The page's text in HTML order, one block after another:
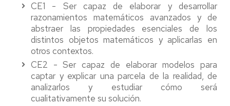
CE1 - Ser capaz de elaborar y desarrollar
razonamientos matemáticos avanzados y de
abstraer las propiedades esenciales de los
distintos objetos matemáticos y aplicarlas en
otros contextos.
CE2 - Ser capaz de elaborar modelos para
captar y explicar una parcela de la realidad, de
analizarlos y estudiar cómo será
cualitativamente su solución.